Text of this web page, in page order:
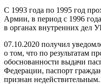
С 1993 года по 1995 год
Армии, в период с 1996
в органах внутренних дел
07.10.2020 получил
о том, что по результатам
обоснованности выдачи
Федерации, паспорт
признан недействительным.